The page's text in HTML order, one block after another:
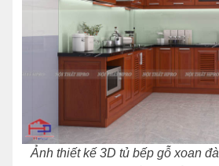
Ảnh thiết kế 3D tủ bếp gỗ xoan